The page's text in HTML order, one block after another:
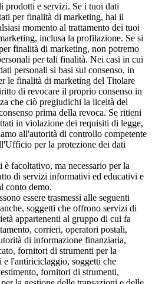
prodotti e servizi. Se i tuoi dati
per finalità di marketing, hai il
momento al trattamento dei tuoi
inclusa la profilazione. Se si
finalità di marketing, non potremo
per tali finalità. Nei casi in cui
personali si basi sul consenso, in
le finalità di marketing del Titolare
di revocare il proprio consenso in
che ciò pregiudichi la liceità del
prima della revoca. Se ritieni
in violazione dei requisiti di legge,
all'autorità di controllo competente
per la protezione dei dati
facoltativo, ma necessario per la
di servizi informativi ed educativi e
conto demo.
essere trasmessi alle seguenti
soggetti che offrono servizi di
appartenenti al gruppo di cui fa
corrieri, operatori postali,
di informazione finanziaria,
fornitori di strumenti per la
e l'antiriciclaggio, soggetti che
fornitori di strumenti,